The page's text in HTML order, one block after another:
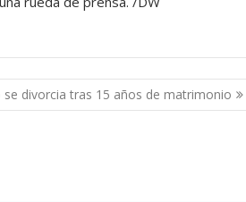
se divorcia tras 15 años de matrimonio